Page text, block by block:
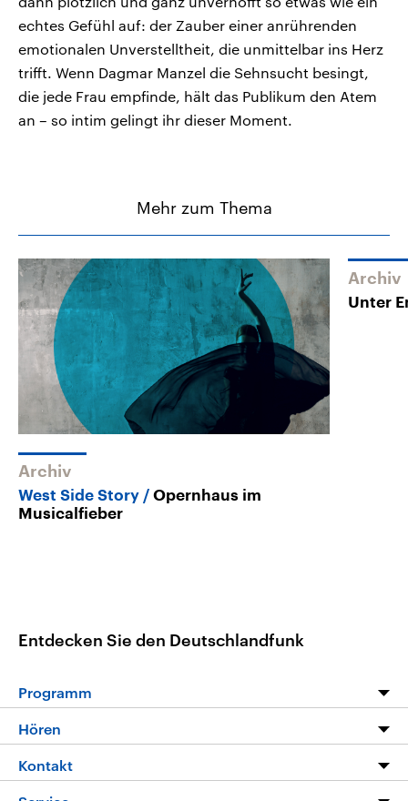
echtes Gefühl auf: der Zauber einer anrührenden
emotionalen Unverstelltheit, die unmittelbar ins Herz
trifft. Wenn Dagmar Manzel die Sehnsucht besingt,
die jede Frau empfinde, hält das Publikum den Atem
an – so intim gelingt ihr dieser Moment.
Mehr zum Thema
Archiv
West Side Story
Opernhaus im
Musicalfieber
Archiv
Unter
Entdecken Sie den Deutschlandfunk
Programm
Programm
Die Nachrichten
Hören
Livestream
Kontakt
Hörerservice